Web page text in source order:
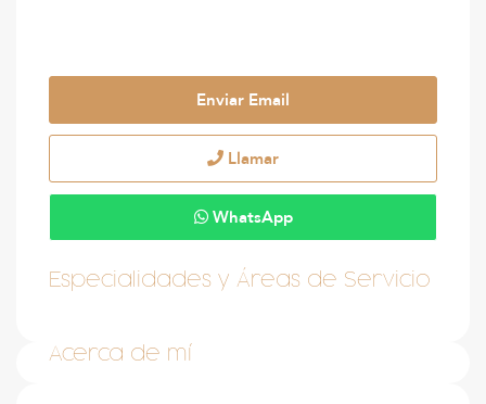
Enviar Email
Llamar
WhatsApp
Especialidades y Áreas de Servicio
Acerca de mí